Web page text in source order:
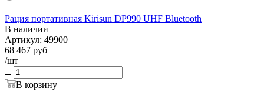
Рация портативная Kirisun DP990 UHF Bluetooth
В наличии
Артикул: 49900
68 467 руб
/шт
В корзину